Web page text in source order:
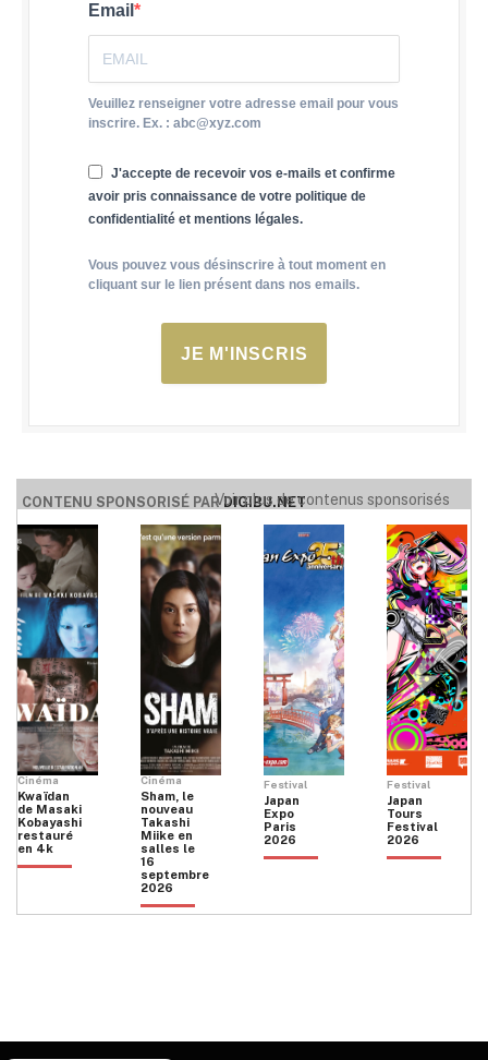
Email
Veuillez renseigner votre adresse email pour vous
inscrire. Ex. : abc@xyz.com
J'accepte de recevoir vos e-mails et confirme
avoir pris connaissance de votre politique de
confidentialité et mentions légales.
Vous pouvez vous désinscrire à tout moment en
cliquant sur le lien présent dans nos emails.
JE M'INSCRIS
CONTENU SPONSORISÉ PARDIGIBU.NET
Voir plus de contenus sponsorisés
Cinéma
Kwaïdan
de Masaki
Kobayashi
restauré
en 4k
Cinéma
Sham, le
nouveau
Takashi
Miike en
salles le
16
septembre
2026
Festival
Japan
Expo
Paris
2026
Festival
Japan
Tours
Festival
2026